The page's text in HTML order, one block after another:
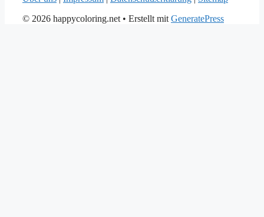
© 2026 happycoloring.net • Erstellt mit GeneratePress